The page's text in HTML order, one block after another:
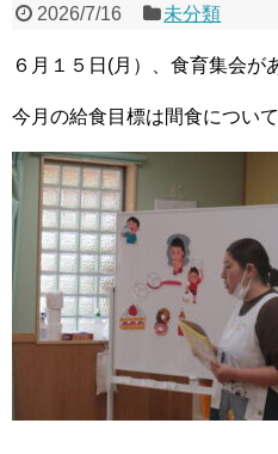
2026/7/16 未分類
６月１５日(月）、食育集会が
今月の給食目標は間食につい